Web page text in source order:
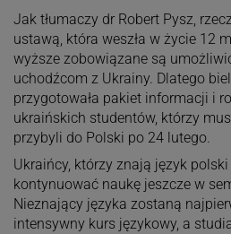
Jak tłumaczy dr Robert Pysz,
ustawą, która weszła w życie 12
wyższe zobowiązane są
uchodźcom z Ukrainy. Dlatego
przygotowała pakiet informacji i
ukraińskich studentów, którzy
przybyli do Polski po 24 lutego.
Ukraińcy, którzy znają język
kontynuować naukę jeszcze w
Nieznający języka zostaną
intensywny kurs językowy, a